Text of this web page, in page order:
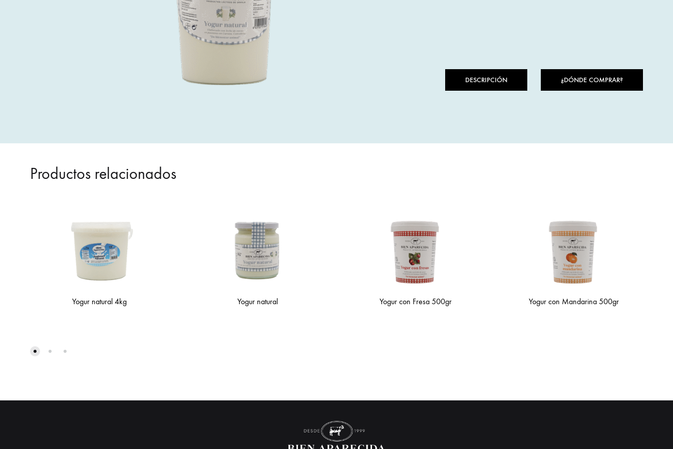
DESCRIPCIÓN ¿DÓNDE COMPRAR?
Productos relacionados
Yogur natural 4kg Yogur natural Yogur con Fresa 500gr Yogur con Mandarina 500gr